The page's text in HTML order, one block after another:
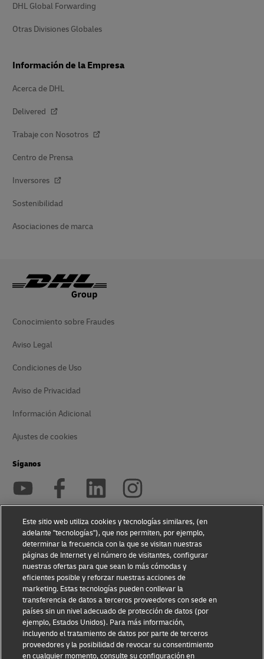
DHL Global Forwarding
Otras Divisiones Globales
Información de la Empresa
Acerca de DHL
Delivered
Trabaje con Nosotros
Centro de Prensa
Inversores
Sostenibilidad
Asociaciones de marca
Conocimiento sobre Fraudes
Aviso Legal
Condiciones de Uso
Aviso de Privacidad
Información Adicional
Ajustes de cookies
Síganos
2026 © - todos los derechos reservados
Este sitio web utiliza cookies y tecnologías similares, (en
adelante "tecnologías"), que nos permiten, por ejemplo,
determinar la frecuencia con la que se visitan nuestras
páginas de Internet y el número de visitantes, configurar
nuestras ofertas para que sean lo más cómodas y
eficientes posible y reforzar nuestras acciones de
marketing. Estas tecnologías pueden conllevar la
transferencia de datos a terceros proveedores con sede en
países sin un nivel adecuado de protección de datos (por
ejemplo, Estados Unidos). Para más información,
incluyendo el tratamiento de datos por parte de terceros
proveedores y la posibilidad de revocar su consentimiento
en cualquier momento, consulte su configuración en